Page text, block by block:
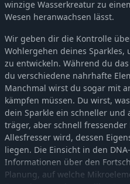
winzige Wasserkreatur zu
Wesen heranwachsen lässt.
Wir geben dir die Kontrolle
Wohlergehen deines
zu entwickeln. Während du
du verschiedene nahrhafte
Manchmal wirst du sogar mit
kämpfen müssen. Du wirst,
dein Sparkle ein schneller und
träger, aber schnell fressender
Allesfresser wird, dessen
liegen. Die Einsicht in den
Informationen über den
Planung, auf welche